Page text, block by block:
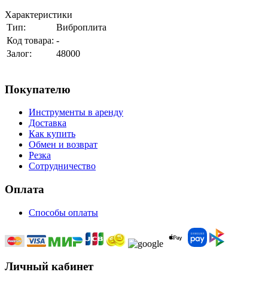
Характеристики
Тип:
Виброплита
Код товара: -
Залог:
48000
Покупателю
Инструменты в аренду
Доставка
Как купить
Обмен и возврат
Резка
Сотрудничество
Оплата
Способы оплаты
Личный кабинет